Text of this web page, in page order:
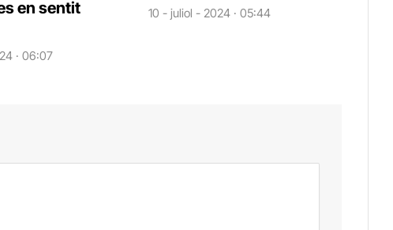
en sentit
· 06:07
10 - juliol - 2024 · 05:44